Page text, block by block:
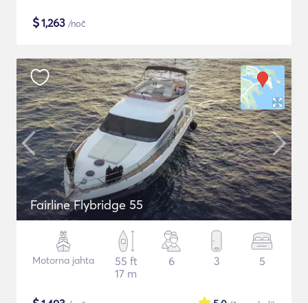
$1,263 /noč
Fairline Flybridge 55
Motorna jahta
55 ft
17 m
6 3 5